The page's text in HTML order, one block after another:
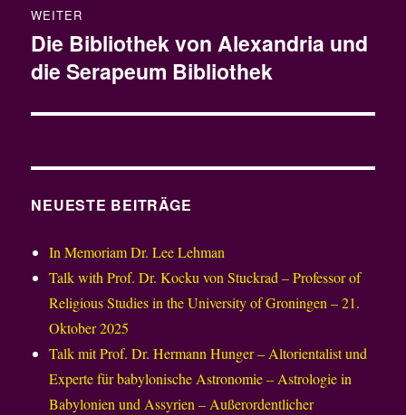
WEITER
Nächster
Beitrag:
Die Bibliothek von Alexandria und
die Serapeum Bibliothek
NEUESTE BEITRÄGE
In Memoriam Dr. Lee Lehman
Talk with Prof. Dr. Kocku von Stuckrad – Professor of
Religious Studies in the University of Groningen – 21.
Oktober 2025
Talk mit Prof. Dr. Hermann Hunger – Altorientalist und
Experte für babylonische Astronomie – Astrologie in
Babylonien und Assyrien – Außerordentlicher